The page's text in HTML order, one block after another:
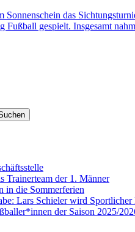
Sonnenschein das
Fußball gespielt. Insgesamt
Trainerteam der 1. Männer
in die Sommerferien
Lars Schieler wird Sportlicher
der Saison 2025/